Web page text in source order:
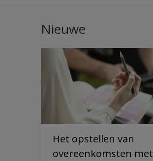
Nieuwe
Het opstellen van
overeenkomsten met